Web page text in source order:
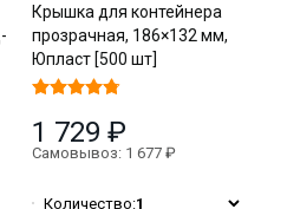
Крышка для контейнера
прозрачная, 186×132 мм,
Юпласт [500 шт]
1 729 ₽
Самовывоз: 1 677 ₽
Количество:1